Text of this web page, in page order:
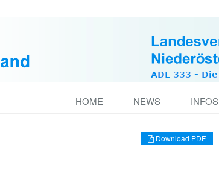
HOME NEWS INFOS
Download PDF